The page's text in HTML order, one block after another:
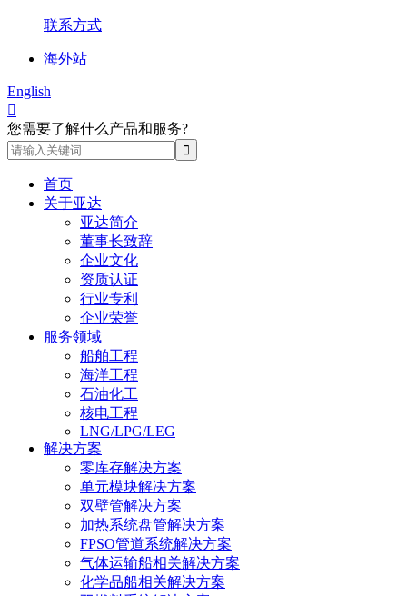
联系方式
海外站
English

您需要了解什么产品和服务?
首页
关于亚达
亚达简介
董事长致辞
企业文化
资质认证
行业专利
企业荣誉
服务领域
船舶工程
海洋工程
石油化工
核电工程
LNG/LPG/LEG
解决方案
零库存解决方案
单元模块解决方案
双壁管解决方案
加热系统盘管解决方案
FPSO管道系统解决方案
气体运输船相关解决方案
化学品船相关解决方案